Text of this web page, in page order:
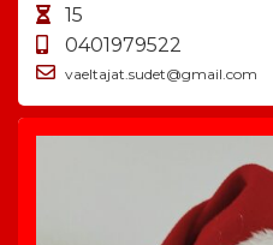
15
0401979522
vaeltajat.sudet@gmail.com